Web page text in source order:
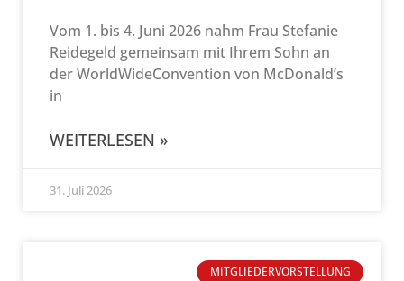
Vom 1. bis 4. Juni 2026 nahm Frau Stefanie
Reidegeld gemeinsam mit Ihrem Sohn an
der WorldWideConvention von McDonald’s
in
WEITERLESEN »
31. Juli 2026
MITGLIEDERVORSTELLUNG